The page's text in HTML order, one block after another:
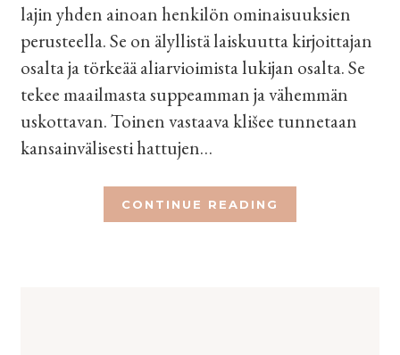
lajin yhden ainoan henkilön ominaisuuksien
perusteella. Se on älyllistä laiskuutta kirjoittajan
osalta ja törkeää aliarvioimista lukijan osalta. Se
tekee maailmasta suppeamman ja vähemmän
uskottavan. Toinen vastaava klišee tunnetaan
kansainvälisesti hattujen…
CONTINUE READING